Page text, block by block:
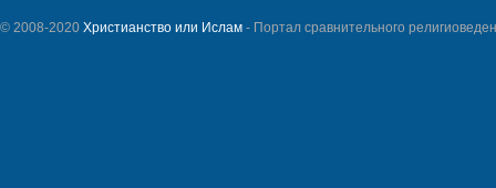
© 2008-2020 Христианство или Ислам - Портал сравнительного